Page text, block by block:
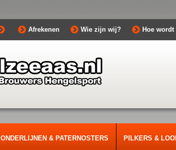
Afrekenen Wie zijn wij? Hoe
ONDERLIJNEN & PATERNOSTERS PILKERS &